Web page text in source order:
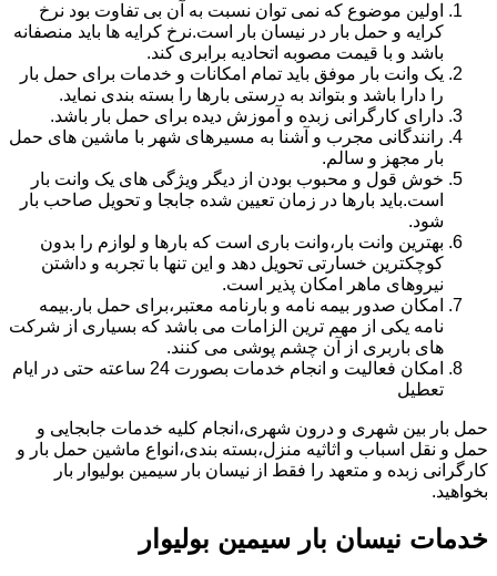
اولین موضوع که نمی توان نسبت به آن بی تفاوت بود نرخ
کرایه و حمل بار در نیسان بار است.نرخ کرایه ها باید منصفانه
باشد و با قیمت مصوبه اتحادیه برابری کند.
یک وانت بار موفق باید تمام امکانات و خدمات برای حمل بار
را دارا باشد و بتواند به درستی بارها را بسته بندی نماید.
دارای کارگرانی زبده و آموزش دیده برای حمل بار باشد.
رانندگانی مجرب و آشنا به مسیرهای شهر با ماشین های حمل
بار مجهز و سالم.
خوش قول و محبوب بودن از دیگر ویژگی های یک وانت بار
است.باید بارها در زمان تعیین شده جابجا و تحویل صاحب بار
شود.
بهترین وانت بار،وانت باری است که بارها و لوازم را بدون
کوچکترین خسارتی تحویل دهد و این تنها با تجربه و داشتن
نیروهای ماهر امکان پذیر است.
امکان صدور بیمه نامه و بارنامه معتبر،برای حمل بار.بیمه
نامه یکی از مهم ترین الزامات می باشد که بسیاری از شرکت
های باربری از آن چشم پوشی می کنند.
امکان فعالیت و انجام خدمات بصورت 24 ساعته حتی در ایام
تعطیل
حمل بار بین شهری و درون شهری،انجام کلیه خدمات جابجایی و
حمل و نقل اسباب و اثاثیه منزل،بسته بندی،انواع ماشین حمل بار و
کارگرانی زبده و متعهد را فقط از نیسان بار سیمین بولیوار بار
بخواهید.
خدمات نیسان بار سیمین بولیوار